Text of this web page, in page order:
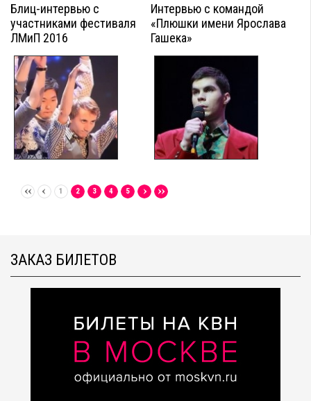
Блиц-интервью с
участниками фестиваля
ЛМиП 2016
Интервью с командой
«Плюшки имени Ярослава
Гашека»
1 2 3 4 5
ЗАКАЗ БИЛЕТОВ